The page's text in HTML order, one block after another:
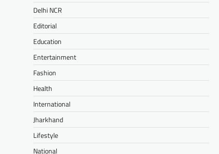
Delhi NCR
Editorial
Education
Entertainment
Fashion
Health
International
Jharkhand
Lifestyle
National